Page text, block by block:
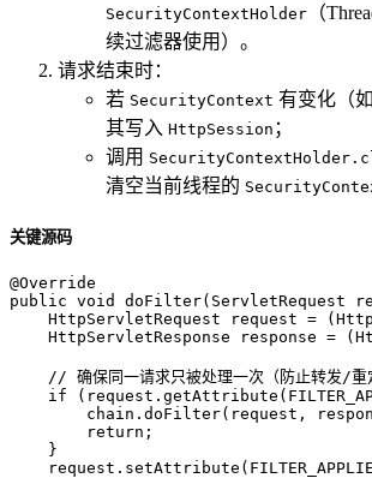
SecurityContextHolder （
续过滤器使用）。
请求结束时：
若 SecurityContext 有变化（
其写入 HttpSession ；
调用
清空当前线程的
关键源码
@Override
public void doFilter(ServletRequest
HttpServletRequest
request =
HttpServletResponse
response =
// 确保同一请求只被处理一次（防止转发/重
if
chain.doFilter(request,
return ;
    }